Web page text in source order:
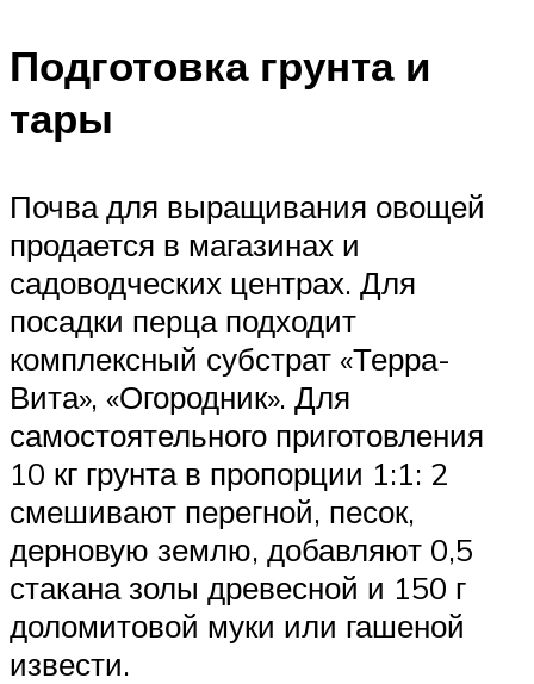
Подготовка грунта и
тары
Почва для выращивания овощей
продается в магазинах и
садоводческих центрах. Для
посадки перца подходит
комплексный субстрат «Терра-
Вита», «Огородник». Для
самостоятельного приготовления
10 кг грунта в пропорции 1:1: 2
смешивают перегной, песок,
дерновую землю, добавляют 0,5
стакана золы древесной и 150 г
доломитовой муки или гашеной
извести.